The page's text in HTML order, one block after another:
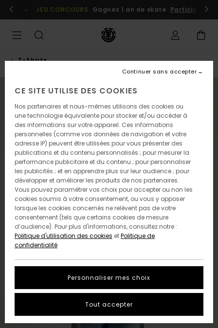
l'information
Se connecter / s'inscrire
JEU CONCOURS Gagnez 1 an de skate Participez
T-Shirts
NOUVEAUTÉ
CE SITE UTILISE DES COOKIES
Nos partenaires et nous-mêmes utilisons des cookies ou
une technologie équivalente pour stocker et/ou accéder à
des informations sur votre appareil. Ces informations
personnelles (comme vos données de navigation et votre
adresse IP) peuvent être utilisées pour vous présenter des
publications et du contenu personnalisés ; pour mesurer la
performance publicitaire et du contenu ; pour personnaliser
les publicités ; et en apprendre plus sur leur audience ; pour
développer et améliorer les produits de nos partenaires.
Vous pouvez paramétrer vos choix pour accepter ou non les
cookies soumis à votre consentement, ou vous y opposer
lorsque les cookies concernés ne relèvent pas de votre
consentement (tels que certains cookies de mesure
d’audience). Pour plus d'informations, consultez notre :
Politique d'utilisation des cookies etPolitique de
confidentialité
Personnaliser mes choix
Continuer sans accepter
Tout accepter